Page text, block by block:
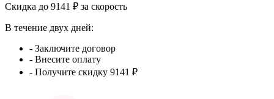
Скидка до 9141 ₽ за скорость
В течение двух дней:
- Заключите договор
- Внесите оплату
- Получите скидку 9141 ₽